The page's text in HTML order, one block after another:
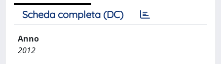
Scheda completa (DC)
Anno
2012